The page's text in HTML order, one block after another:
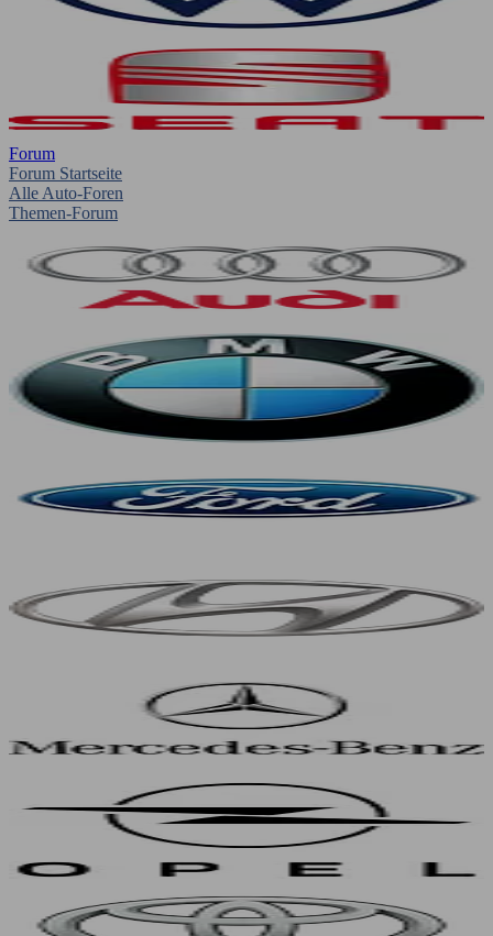
Forum
Forum Startseite
Alle Auto-Foren
Themen-Forum